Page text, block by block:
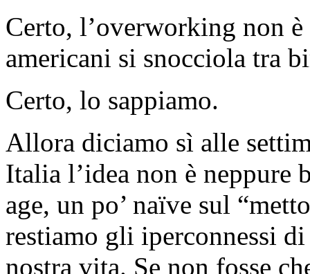
Certo, l’overworking non
americani si snocciola tra
Certo, lo sappiamo.
Allora diciamo sì alle
Italia l’idea non è neppure
age, un po’ naïve sul
restiamo gli iperconnessi
nostra vita. Se non fosse